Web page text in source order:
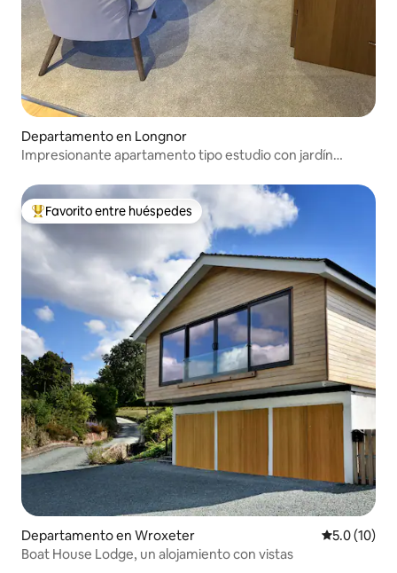
Departamento en Longnor
Impresionante apartamento tipo estudio con jardín
De los mejores en Favorito entre huéspedes
Favorito entre huéspedes
Departamento en Wroxeter Calificación
5.0 (10)
Boat House Lodge, un alojamiento con vistas